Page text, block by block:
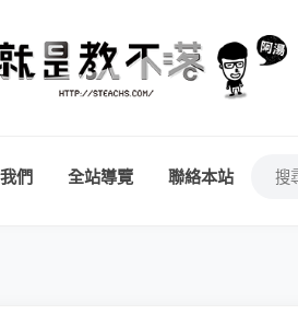
們 全站導覽 聯絡本站